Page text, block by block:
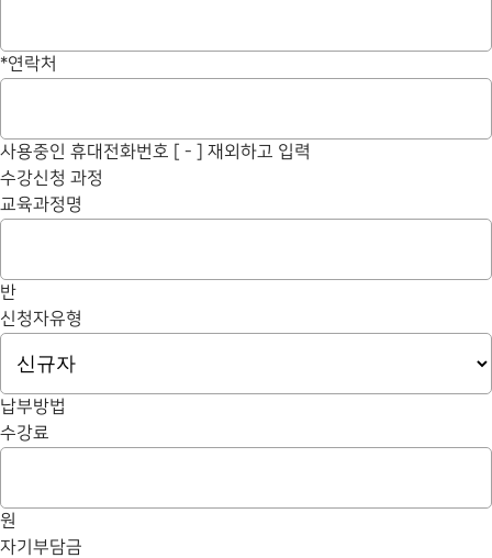
*연락처
사용중인 휴대전화번호 [ - ] 재외하고 입력
수강신청 과정
교육과정명
반
신청자유형
납부방법
수강료
원
자기부담금